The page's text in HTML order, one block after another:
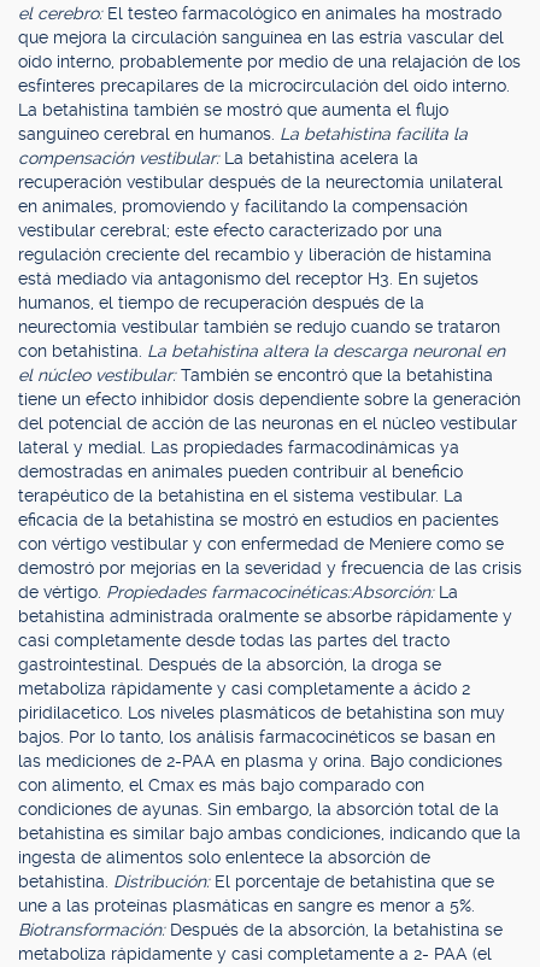
el cerebro: El testeo farmacológico en animales ha mostrado
que mejora la circulación sanguínea en las estría vascular del
oído interno, probablemente por medio de una relajación de los
esfínteres precapilares de la microcirculación del oído interno.
La betahistina también se mostró que aumenta el flujo
sanguíneo cerebral en humanos. La betahistina facilita la
compensación vestibular: La betahistina acelera la
recuperación vestibular después de la neurectomía unilateral
en animales, promoviendo y facilitando la compensación
vestibular cerebral; este efecto caracterizado por una
regulación creciente del recambio y liberación de histamina
está mediado vía antagonismo del receptor H3. En sujetos
humanos, el tiempo de recuperación después de la
neurectomía vestibular también se redujo cuando se trataron
con betahistina. La betahistina altera la descarga neuronal en
el núcleo vestibular:También se encontró que la betahistina
tiene un efecto inhibidor dosis dependiente sobre la generación
del potencial de acción de las neuronas en el núcleo vestibular
lateral y medial. Las propiedades farmacodinámicas ya
demostradas en animales pueden contribuir al beneficio
terapéutico de la betahistina en el sistema vestibular. La
eficacia de la betahistina se mostró en estudios en pacientes
con vértigo vestibular y con enfermedad de Meniere como se
demostró por mejorías en la severidad y frecuencia de las crisis
de vértigo. Propiedades farmacocinéticas:Absorción: La
betahistina administrada oralmente se absorbe rápidamente y
casi completamente desde todas las partes del tracto
gastrointestinal. Después de la absorción, la droga se
metaboliza rápidamente y casi completamente a ácido 2
piridilacetico. Los niveles plasmáticos de betahistina son muy
bajos. Por lo tanto, los análisis farmacocinéticos se basan en
las mediciones de 2-PAA en plasma y orina. Bajo condiciones
con alimento, el Cmax es más bajo comparado con
condiciones de ayunas. Sin embargo, la absorción total de la
betahistina es similar bajo ambas condiciones, indicando que la
ingesta de alimentos solo enlentece la absorción de
betahistina. Distribución: El porcentaje de betahistina que se
une a las proteínas plasmáticas en sangre es menor a 5%.
Biotransformación: Después de la absorción, la betahistina se
metaboliza rápidamente y casi completamente a 2- PAA (el